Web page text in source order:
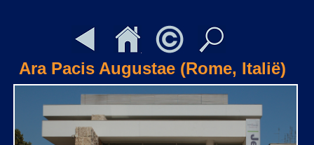
Ara Pacis Augustae (Rome, Italië)